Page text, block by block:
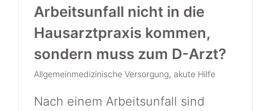
Arbeitsunfall nicht in die
Hausarztpraxis kommen,
sondern muss zum D-Arzt?
Allgemeinmedizinische Versorgung, akute Hilfe
Nach einem Arbeitsunfall sind